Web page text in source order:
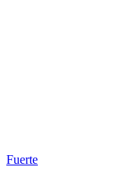
Fuerte